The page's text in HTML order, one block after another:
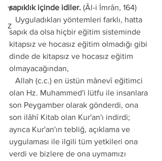
Y
Z
sapıklık içinde idiler. (Âl-i İmrân, 164)
sapık da olsa hiçbir eğitim sisteminde
kitapsız ve hocasız eğitim olmadığı gibi
dinde de kitapsız ve hocasız eğitim
olmayacağından,
olan Hz. Muhammed'i lütfu ile insanlara
son Peygamber olarak gönderdi, ona
son ilâhî Kitab olan Kur'an'ı indirdi;
ayrıca Kur'an'ın tebliğ, açıklama ve
uygulaması ile ilgili tüm yetkileri ona
verdi ve bizlere de ona uymamızı